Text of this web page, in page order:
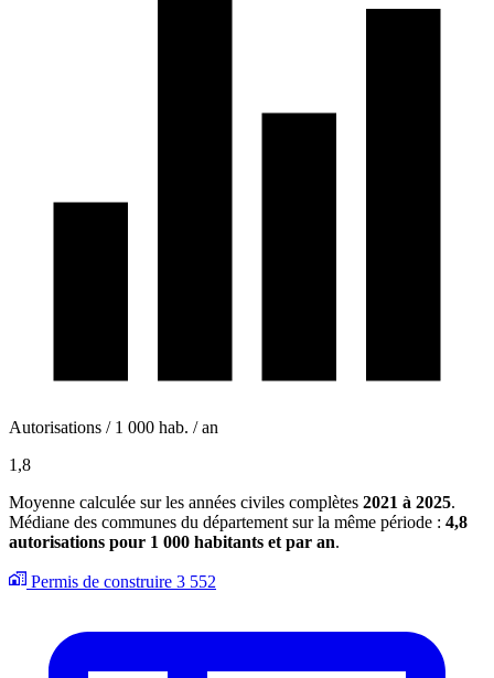
Autorisations / 1 000 hab. / an
1,8
Moyenne calculée sur les années civiles complètes 2021 à 2025.
Médiane des communes du département sur la même période : 4,8
autorisations pour 1 000 habitants et par an.
Permis de construire 3 552